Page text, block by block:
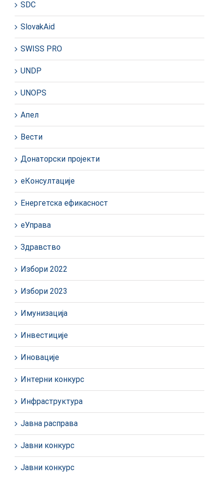
SDC
SlovakAid
SWISS PRO
UNDP
UNOPS
Апел
Вести
Донаторски пројекти
еКонсултације
Енергетска ефикасност
еУправа
Здравство
Избори 2022
Избори 2023
Имунизација
Инвестиције
Иновације
Интерни конкурс
Инфраструктура
Јавна расправа
Јавни конкурс
Јавни конкурс